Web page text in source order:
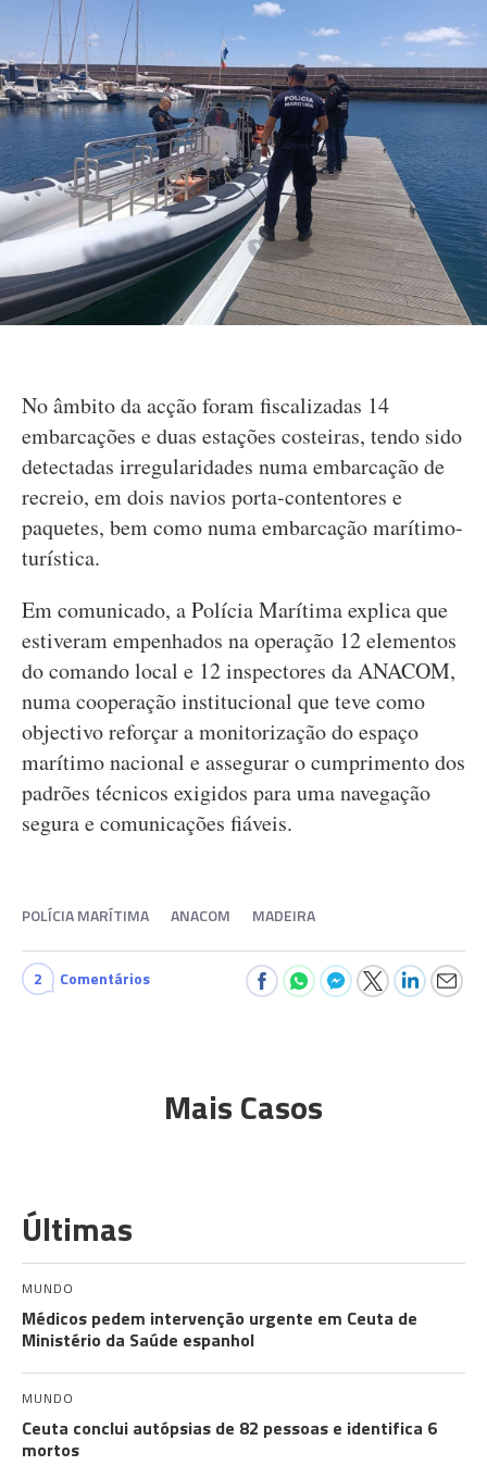
No âmbito da acção foram fiscalizadas 14
embarcações e duas estações costeiras, tendo sido
detectadas irregularidades numa embarcação de
recreio, em dois navios porta-contentores e
paquetes, bem como numa embarcação marítimo-
turística.
Em comunicado, a Polícia Marítima explica que
estiveram empenhados na operação 12 elementos
do comando local e 12 inspectores da ANACOM,
numa cooperação institucional que teve como
objectivo reforçar a monitorização do espaço
marítimo nacional e assegurar o cumprimento dos
padrões técnicos exigidos para uma navegação
segura e comunicações fiáveis.
POLÍCIA MARÍTIMA ANACOM MADEIRA
2 Comentários
Mais Casos
Últimas
MUNDO
Médicos pedem intervenção urgente em Ceuta de
Ministério da Saúde espanhol
MUNDO
Ceuta conclui autópsias de 82 pessoas e identifica 6
mortos